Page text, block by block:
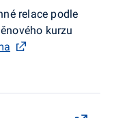
relace podle
kurzu